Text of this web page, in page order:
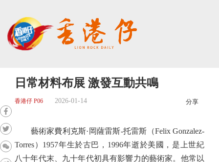
日常材料布展 激發互動共鳴
香港仔 P06 2026-01-14 分享
藝術家費利克斯·岡薩雷斯-托雷斯（Felix Gonzalez-
Torres）1957年生於古巴，1996年逝於美國，是上世紀
八十年代末、九十年代初具有影響力的藝術家。他常以